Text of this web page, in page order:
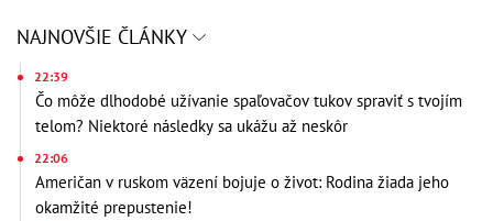
NAJNOVŠIE ČLÁNKY
22:39
Čo môže dlhodobé užívanie spaľovačov tukov spraviť s tvojím
telom? Niektoré následky sa ukážu až neskôr
22:06
Američan v ruskom väzení bojuje o život: Rodina žiada jeho
okamžité prepustenie!